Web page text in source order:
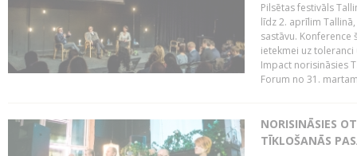
Pilsētas festivāls
līdz 2. aprīlim
sastāvu.
ietekmei uz
Impact norisināsies
Forum no 31.
NORISINĀSIES
TĪKLOŠANĀS